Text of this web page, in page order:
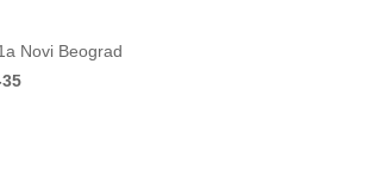
Novi Beograd